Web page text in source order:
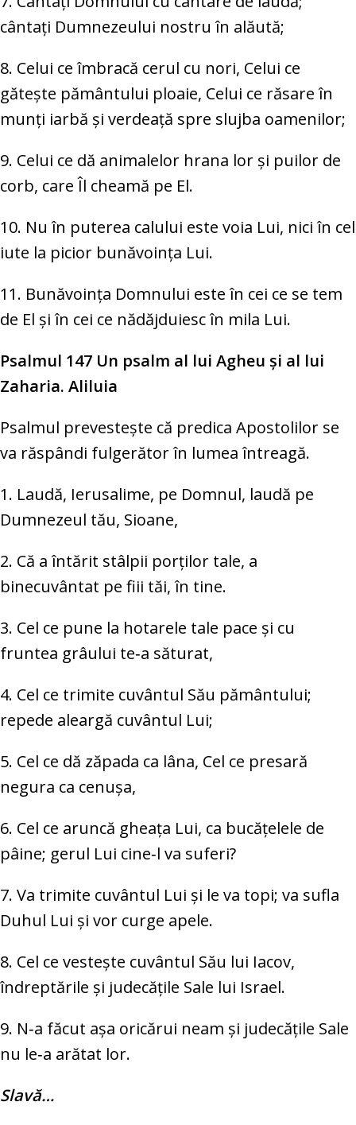
cântați Dumnezeului nostru în alăută;
8. Celui ce îmbracă cerul cu nori, Celui ce
gătește pământului ploaie, Celui ce răsare în
munți iarbă și verdeață spre slujba oamenilor;
9. Celui ce dă animalelor hrana lor și puilor de
corb, care Îl cheamă pe El.
10. Nu în puterea calului este voia Lui, nici în cel
iute la picior bunăvoința Lui.
11. Bunăvoința Domnului este în cei ce se tem
de El și în cei ce nădăjduiesc în mila Lui.
Psalmul 147 Un psalm al lui Agheu şi al lui
Zaharia. Aliluia
Psalmul prevesteşte că predica Apostolilor se
va răspândi fulgerător în lumea întreagă.
1. Laudă, Ierusalime, pe Domnul, laudă pe
Dumnezeul tău, Sioane,
2. Că a întărit stâlpii porților tale, a
binecuvântat pe fiii tăi, în tine.
3. Cel ce pune la hotarele tale pace și cu
fruntea grâului te‑a săturat,
4. Cel ce trimite cuvântul Său pământului;
repede aleargă cuvântul Lui;
5. Cel ce dă zăpada ca lâna, Cel ce presară
negura ca cenușa,
6. Cel ce aruncă gheața Lui, ca bucățelele de
pâine; gerul Lui cine‑l va suferi?
7. Va trimite cuvântul Lui și le va topi; va sufla
Duhul Lui și vor curge apele.
8. Cel ce vestește cuvântul Său lui Iacov,
îndreptările și judecățile Sale lui Israel.
9. N‑a făcut așa oricărui neam și judecățile Sale
nu le‑a arătat lor.
Slavă…